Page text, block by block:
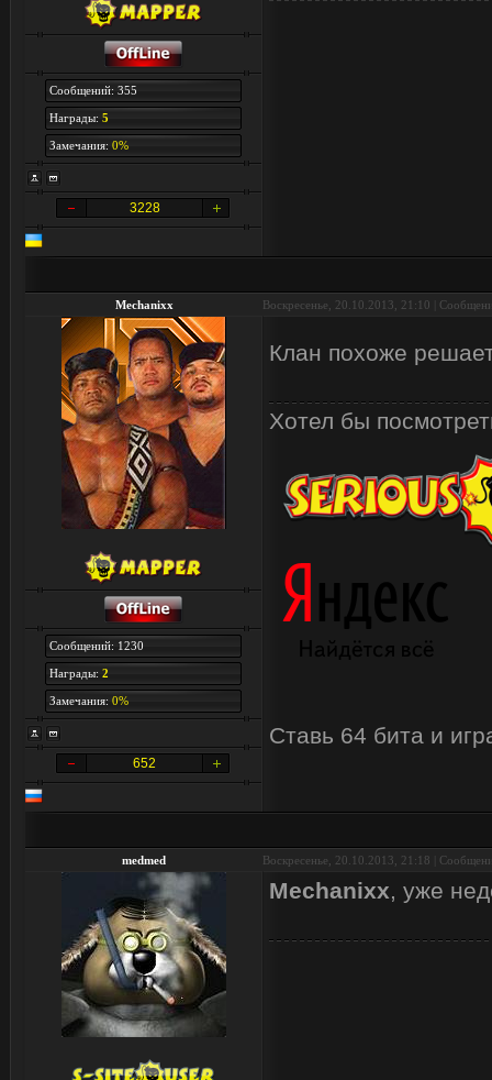
Сообщений: 355
Награды: 5
Замечания: 0%
3228
Mechanixx Воскресенье, 20.10.2013, 21:10 |
Сообщений: 1230
Награды: 2
Замечания: 0%
652
Клан похоже
Хотел бы
Ставь 64 бита и
medmed Воскресенье, 20.10.2013, 21:18 |
Mechanixx, уже